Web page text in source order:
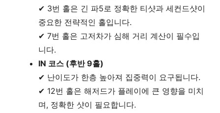
✔ 3번 홀은 긴 파5로 정확한 티샷과 세컨드샷이
중요한 전략적인 홀입니다.
✔ 7번 홀은 고저차가 심해 거리 계산이 필수입
니다.
IN 코스 (후반 9홀)
✔ 난이도가 한층 높아져 집중력이 요구됩니다.
✔ 12번 홀은 해저드가 플레이에 큰 영향을 미치
며, 정확한 샷이 필요합니다.